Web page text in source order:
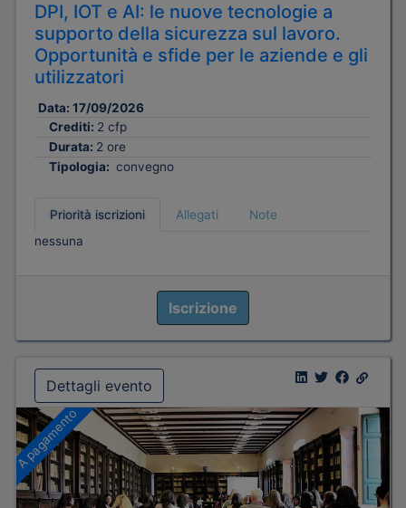
DPI, IOT e AI: le nuove tecnologie a
supporto della sicurezza sul lavoro.
Opportunità e sfide per le aziende e gli
utilizzatori
Data: 17/09/2026
Crediti: 2 cfp
Durata: 2 ore
Tipologia: convegno
Priorità iscrizioni Allegati
Note
nessuna
Iscrizione
Dettagli evento
A pagamento